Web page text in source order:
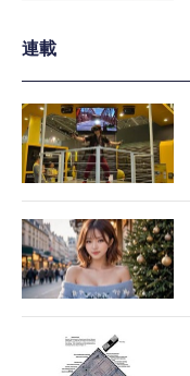
連載